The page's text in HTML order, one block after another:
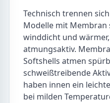
Technisch trennen
Modelle mit
winddicht und
atmungsaktiv.
Softshells atmen
schweißtreibende
haben innen ein
bei milden